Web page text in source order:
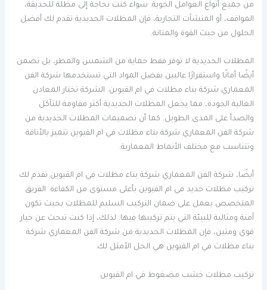
من جميع أنواع العوامل الجوية. سواء كنت بحاجة إلى مظلة للحديقة،
المواقف، أو المنشآت التجارية، فإن المظلات الحديدية تقدم لك أفضل
الحلول من حيث القوة والمتانة.
المظلات الحديدية لا توفر فقط حماية من الشمس والمطر، بل تضمن
أيضًا أمانًا واستقرارًا عاليين بفضل المواد التي تستخدمها شركة الفن
المعماري شركة بناء مظلات في ام القيوين. الشركة تختار المعادن
العالية الجودة، مما يجعل المظلات الحديدية أكثر مقاومة للتآكل
والصدأ على المدى الطويل. كما أن تصميمات المظلات الحديدية من
شركة الفن المعماري شركة بناء مظلات في ام القيوين تتميز بالأناقة
وتتناسب مع مختلف الأنماط المعمارية.
أيضًا، شركة الفن المعماري شركة بناء مظلات في ام القيوين تقدم لك
تركيب مظلات حديد في ام القيوين بأعلى مستوى من الكفاءة. الفريق
المتخصص يعمل على ضمان التركيب السليم للمظلات بحيث تكون
آمنة ومثالية للبيئة التي يتم تركيبها فيها. لذلك، إذا كنت تبحث عن خيار
قوي ومتين، فإن المظلات الحديدية من شركة الفن المعماري شركة
بناء مظلات في ام القيوين هي الحل الأمثل لك.
تركيب مظلات خشب مضغوط في ام القيوين